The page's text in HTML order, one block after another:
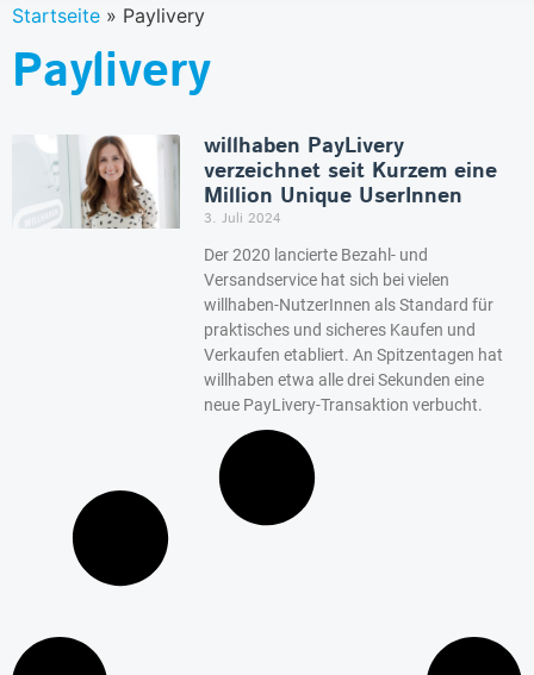
Startseite » Paylivery
Paylivery
willhaben PayLivery
verzeichnet seit Kurzem eine
Million Unique UserInnen
3. Juli 2024
Der 2020 lancierte Bezahl- und
Versandservice hat sich bei vielen
willhaben-NutzerInnen als Standard für
praktisches und sicheres Kaufen und
Verkaufen etabliert. An Spitzentagen hat
willhaben etwa alle drei Sekunden eine
neue PayLivery-Transaktion verbucht.